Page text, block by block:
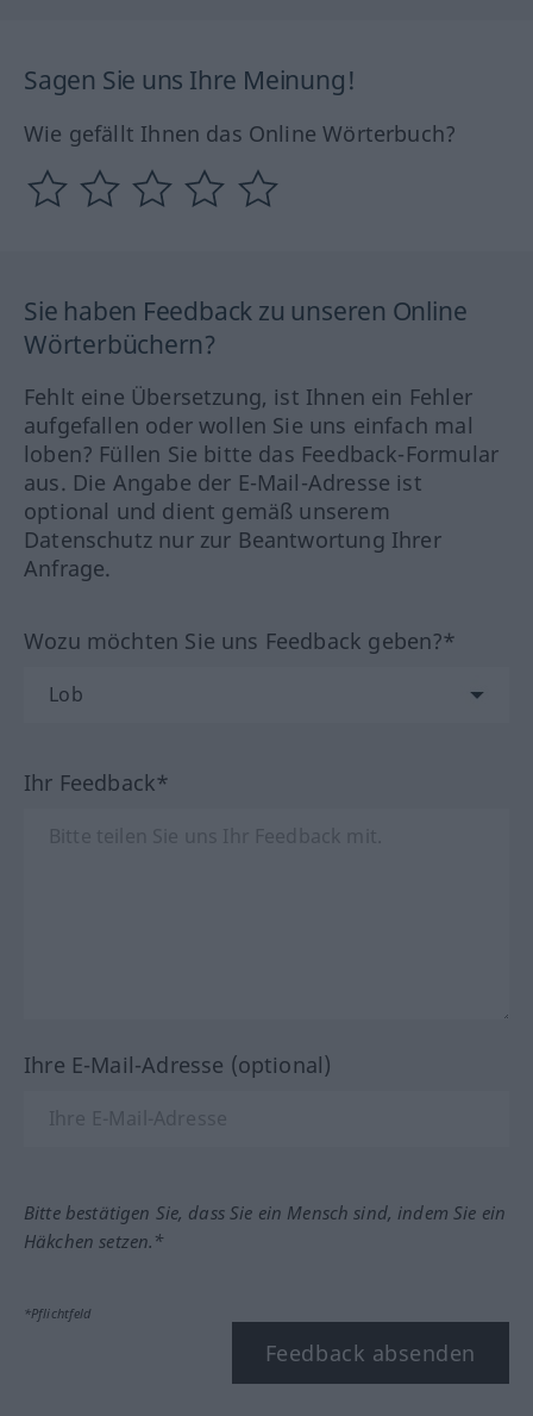
Sagen Sie uns Ihre Meinung!
Wie gefällt Ihnen das Online Wörterbuch?
Sie haben Feedback zu unseren Online
Wörterbüchern?
Fehlt eine Übersetzung, ist Ihnen ein Fehler
aufgefallen oder wollen Sie uns einfach mal
loben? Füllen Sie bitte das Feedback-Formular
aus. Die Angabe der E-Mail-Adresse ist
optional und dient gemäß unserem
Datenschutz nur zur Beantwortung Ihrer
Anfrage.
Wozu möchten Sie uns Feedback geben?*
Ihr Feedback*
Ihre E-Mail-Adresse (optional)
Bitte bestätigen Sie, dass Sie ein Mensch sind, indem Sie ein
Häkchen setzen.*
*Pflichtfeld
Feedback absenden